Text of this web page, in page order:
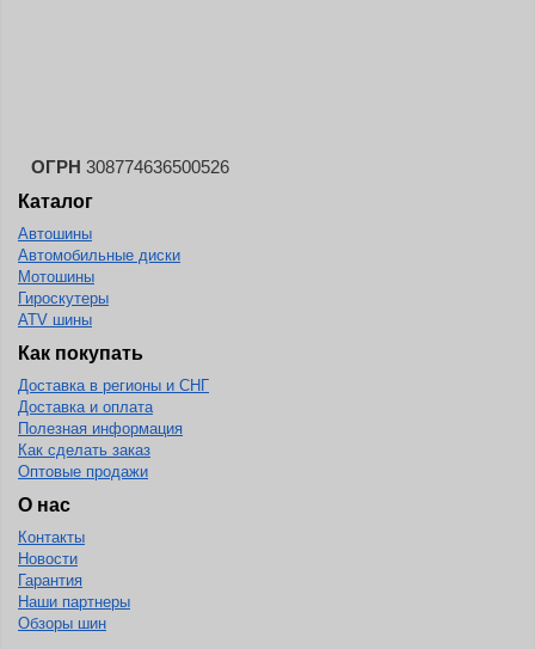
ОГРН 308774636500526
Каталог
Автошины
Автомобильные диски
Мотошины
Гироскутеры
ATV шины
Как покупать
Доставка в регионы и СНГ
Доставка и оплата
Полезная информация
Как сделать заказ
Оптовые продажи
О нас
Контакты
Новости
Гарантия
Наши партнеры
Обзоры шин